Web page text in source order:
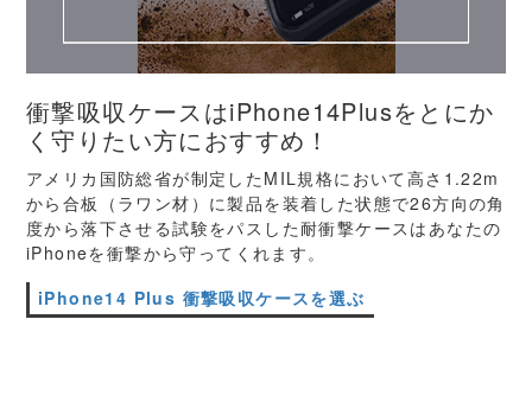
衝撃吸収ケースはiPhone14Plusをとにか
く守りたい方におすすめ！
アメリカ国防総省が制定したMIL規格において高さ1.22m
から合板（ラワン材）に製品を装着した状態で26方向の角
度から落下させる試験をパスした耐衝撃ケースはあなたの
iPhoneを衝撃から守ってくれます。
iPhone14 Plus 衝撃吸収ケースを選ぶ